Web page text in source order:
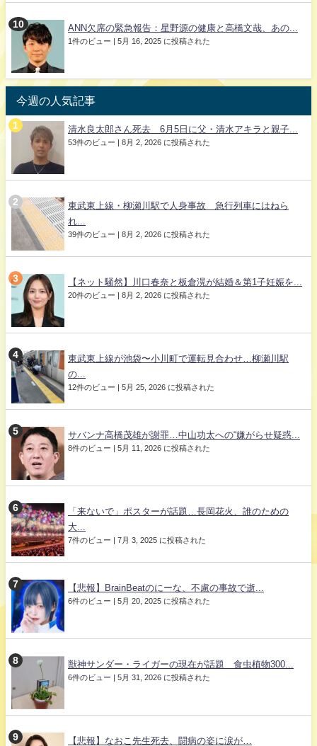
ANN欠席の緊急報告：星野源の健康と高橋文哉、あの...
1件のビュー | 5月 16, 2025 に投稿された
今週の人気記事
清水良太郎さん死去 6月5日に父・清水アキラと親子...
53件のビュー | 8月 2, 2026 に投稿された
東武東上線・柳瀬川駅で人身事故 急行列車にはねら
れ...
39件のビュー | 8月 2, 2026 に投稿された
【ネット騒然】川口春奈と板倉滉が結婚＆第1子妊娠を...
20件のビュー | 8月 2, 2026 に投稿された
東武東上線が池袋〜小川町で運転見合わせ…柳瀬川駅
の...
12件のビュー | 5月 25, 2026 に投稿された
サバンナ高橋茂雄が謝罪…中山功太への“嫌がらせ疑惑...
8件のビュー | 5月 11, 2026 に投稿された
「来ないで」ポスターが話題…長岡花火、誰のための
大...
7件のビュー | 7月 3, 2025 に投稿された
【悲報】BrainBeatのにーな、不慮の事故で逝...
6件のビュー | 5月 20, 2025 に投稿された
獣神サンダー・ライガーの現在が話題 食虫植物300...
6件のビュー | 5月 31, 2026 に投稿された
【悲報】なおこ先生死去、闘病の姿に涙が…